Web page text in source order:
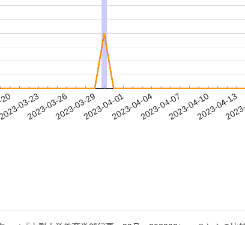
03-23
2023-03-262023-03-292023-04-012023-04-042023-04-072023-04-102023-04-13